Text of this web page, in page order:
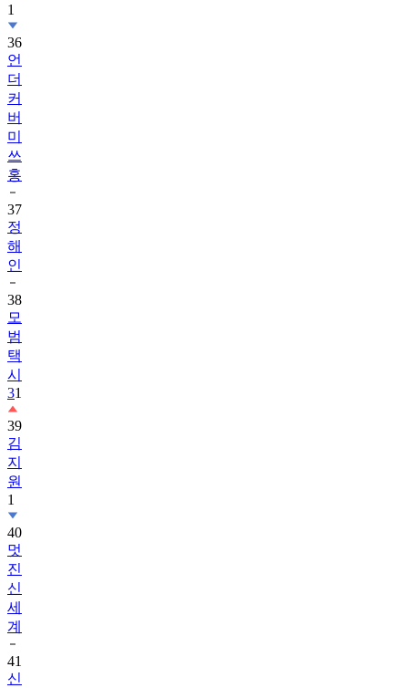
1
36
언
더
커
버
미
쓰
홍
37
정
해
인
38
모
범
택
시
31
39
김
지
원
1
40
멋
진
신
세
계
41
신